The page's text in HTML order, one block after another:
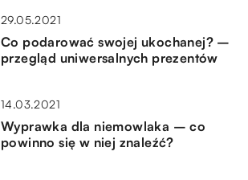
29.05.2021
Co podarować swojej ukochanej? –
przegląd uniwersalnych prezentów
14.03.2021
Wyprawka dla niemowlaka – co
powinno się w niej znaleźć?